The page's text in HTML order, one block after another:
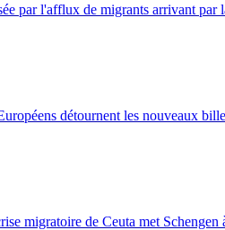
par l'afflux de migrants arrivant par
détournent les nouveaux
migratoire de Ceuta met Schengen